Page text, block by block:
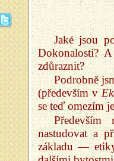
Jaké jsou
Dokonalosti?
zdůraznit?
Podrobně
(především v
se teď omezím
nastudovat a
základu —